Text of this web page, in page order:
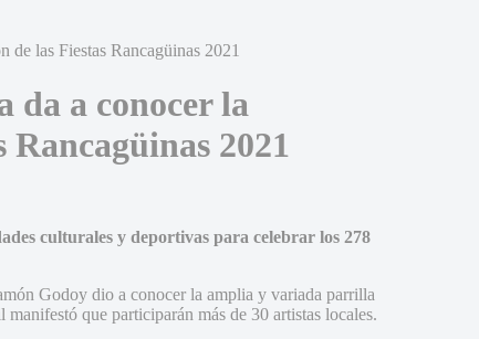
da a conocer la
2021
culturales y deportivas para celebrar los 278
Godoy dio a conocer la amplia y variada parrilla
que participarán más de 30 artistas locales.